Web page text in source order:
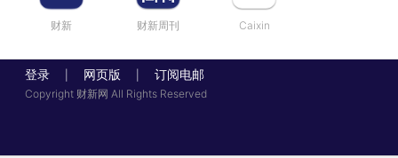
财新 财新周刊 Caixin
登录 网页版 订阅电邮
Copyright 财新网 All Rights Reserved